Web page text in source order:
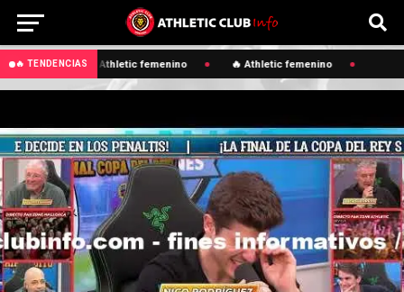
🔥 TENDENCIAS🔥 Athletic femenino 🔥 Athletic femenino